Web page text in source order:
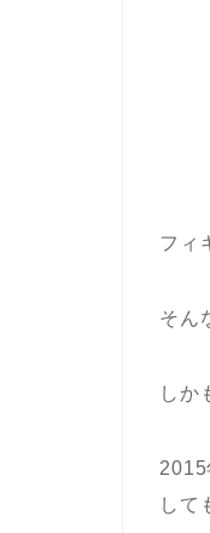
フィ
そん
しか
2015
して